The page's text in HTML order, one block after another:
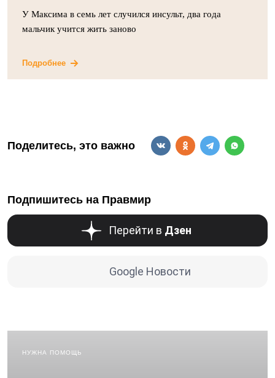
У Максима в семь лет случился инсульт, два года
мальчик учится жить заново
Подробнее
Поделитесь, это важно
Подпишитесь на Правмир
Перейти в Дзен
Google Новости
НУЖНА ПОМОЩЬ